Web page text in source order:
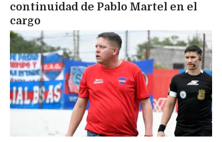
continuidad de Pablo Martel en el
cargo